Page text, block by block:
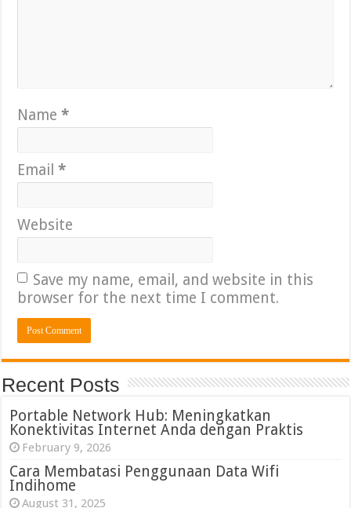
Name*
Email*
Website
Save my name, email, and website in this
browser for the next time I comment.
Recent Posts
Portable Network Hub: Meningkatkan
Konektivitas Internet Anda dengan Praktis
February 9, 2026
Cara Membatasi Penggunaan Data Wifi
Indihome
August 31, 2025